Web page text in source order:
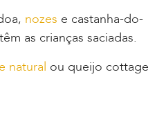
nozes e castanha-do-
as crianças saciadas.
natural ou queijo cottage